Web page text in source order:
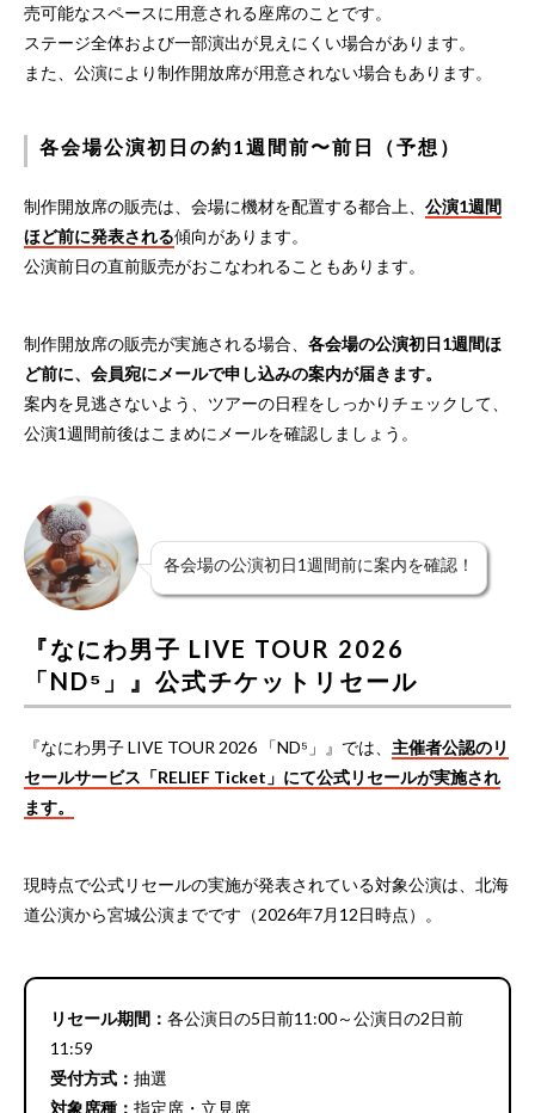
売可能なスペースに用意される座席のことです。
ステージ全体および一部演出が見えにくい場合があります。
また、公演により制作開放席が用意されない場合もあります。
各会場公演初日の約1週間前〜前日（予想）
制作開放席の販売は、会場に機材を配置する都合上、 公演1週間
ほど前に発表される傾向があります。
公演前日の直前販売がおこなわれることもあります。
制作開放席の販売が実施される場合、 各会場の公演初日1週間ほ
ど前に、会員宛にメールで申し込みの案内が届きます。
案内を見逃さないよう、ツアーの日程をしっかりチェックして、
公演1週間前後はこまめにメールを確認しましょう。
各会場の公演初日1週間前に案内を確認！
『なにわ男子 LIVE TOUR 2026
「ND⁵」』公式チケットリセール
『なにわ男子 LIVE TOUR 2026 「ND⁵」』では、 主催者公認のリ
セールサービス「RELIEF Ticket」にて公式リセールが実施され
ます。
現時点で公式リセールの実施が発表されている対象公演は、北海
道公演から宮城公演までです（2026年7月12日時点）。
リセール期間： 各公演日の5日前11:00～公演日の2日前
11:59
受付方式： 抽選
対象席種： 指定席・立見席